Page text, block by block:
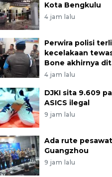
Kota Bengkulu
4 jam lalu
Perwira polisi
kecelakaan
Bone akhirnya
4 jam lalu
DJKI sita 9.609
ASICS ilegal
9 jam lalu
Ada rute
Guangzhou
9 jam lalu